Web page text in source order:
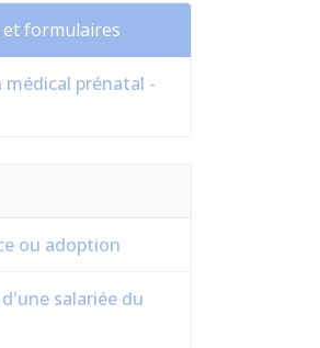
et formulaires
médical prénatal -
ou adoption
salariée du